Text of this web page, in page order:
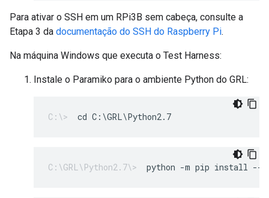
Para ativar o SSH em um RPi3B sem cabeça, consulte a
Etapa 3 da documentação do SSH do Raspberry Pi.
Na máquina Windows que executa o Test Harness:
Instale o Paramiko para o ambiente Python do GRL:
cd C:\GRL\Python2.7
python -m pip install --